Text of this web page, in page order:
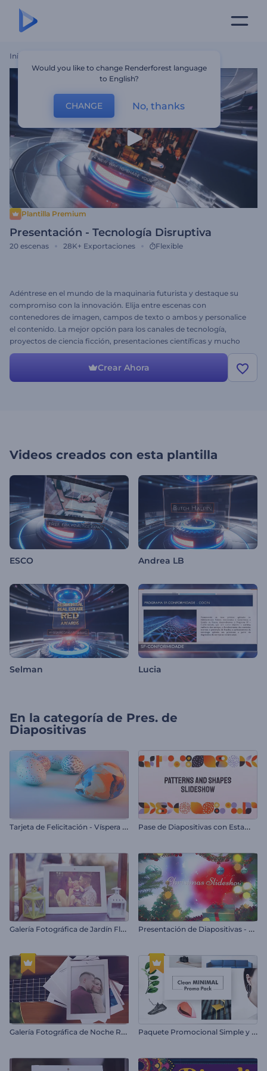
Inicio
Plantilla Premium
Presentación - Tecnología Disruptiva
20 escenas 28K+ Exportaciones Flexible
Adéntrese en el mundo de la maquinaria futurista y destaque su
compromiso con la innovación. Elija entre escenas con
contenedores de imagen, campos de texto o ambos y personalice
el contenido. La mejor opción para los canales de tecnología,
proyectos de ciencia ficción, presentaciones científicas y mucho
más. ¡Cruce la línea entre el presente y el futuro hoy mismo!
Crear Ahora
Videos creados con esta plantilla
ESCO Andrea LB
Selman Lucia
En la categoría de Pres. de
Diapositivas
T
arjeta de Felicitación - Víspera de Pascua P
ase de Diapositivas con Estampados y Formas
G
alería Fotográfica de Jardín Floral P
resentación de Diapositivas - Navidad
G
alería Fotográfica de Noche Romántica P
aquete Promocional Simple y Minimalista
Would you like to change Renderforest language
to English?
CHANGE No, thanks